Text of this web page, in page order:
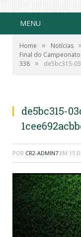
MENU
Home » Notícias
Final do
338 » de5bc315-
de5bc315-
POR CR2-ADMIN7 EM 15
Tocador
de
vídeo